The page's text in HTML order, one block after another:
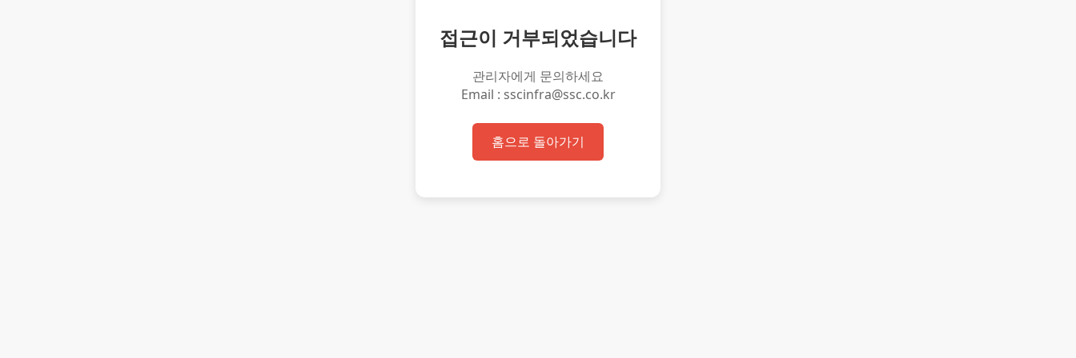
접근이 거부되었습니다
관리자에게 문의하세요
Email : sscinfra@ssc.co.kr
홈으로 돌아가기